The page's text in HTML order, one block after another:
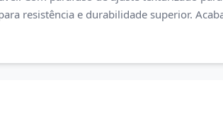
resistência e durabilidade superior.